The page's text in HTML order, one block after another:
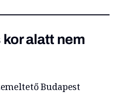
alatt nem
Budapest